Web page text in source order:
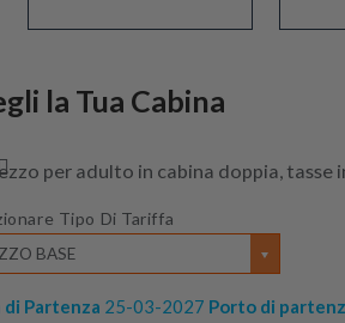
la Tua Cabina
per adulto in cabina doppia, tasse
Tipo Di Tariffa
BASE
di Partenza 25-03-2027 Porto di